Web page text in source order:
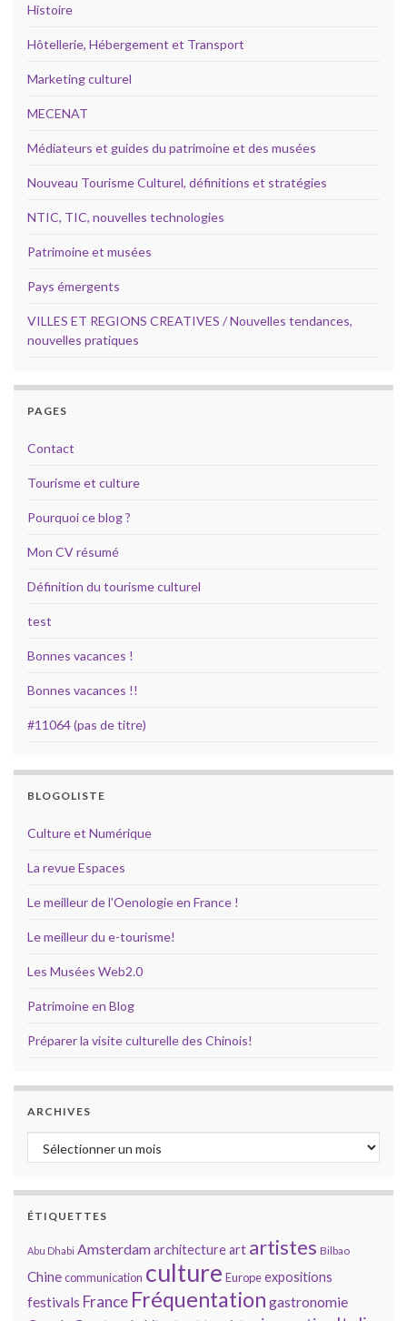
Histoire
Hôtellerie, Hébergement et Transport
Marketing culturel
MECENAT
Médiateurs et guides du patrimoine et des musées
Nouveau Tourisme Culturel, définitions et stratégies
NTIC, TIC, nouvelles technologies
Patrimoine et musées
Pays émergents
VILLES ET REGIONS CREATIVES / Nouvelles tendances,
nouvelles pratiques
PAGES
Contact
Tourisme et culture
Pourquoi ce blog ?
Mon CV résumé
Définition du tourisme culturel
test
Bonnes vacances !
Bonnes vacances !!
#11064 (pas de titre)
BLOGOLISTE
Culture et Numérique
La revue Espaces
Le meilleur de l'Oenologie en France !
Le meilleur du e-tourisme!
Les Musées Web2.0
Patrimoine en Blog
Préparer la visite culturelle des Chinois!
ARCHIVES
Archives
ÉTIQUETTES
Abu Dhabi Amsterdamarchitectureart artistes Bilbao
Chinecommunication culture Europeexpositions
festivals France Fréquentation gastronomie